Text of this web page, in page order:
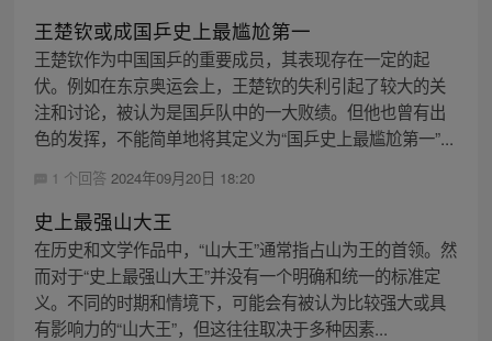
王楚钦或成国乒史上最尴尬第一
王楚钦作为中国国乒的重要成员，其表现存在一定的起
伏。例如在东京奥运会上，王楚钦的失利引起了较大的关
注和讨论，被认为是国乒队中的一大败绩。但他也曾有出
色的发挥，不能简单地将其定义为“国乒史上最尴尬第一”...
1 个回答 2024年09月20日 18:20
史上最强山大王
在历史和文学作品中，“山大王”通常指占山为王的首领。然
而对于“史上最强山大王”并没有一个明确和统一的标准定
义。不同的时期和情境下，可能会有被认为比较强大或具
有影响力的“山大王”，但这往往取决于多种因素...